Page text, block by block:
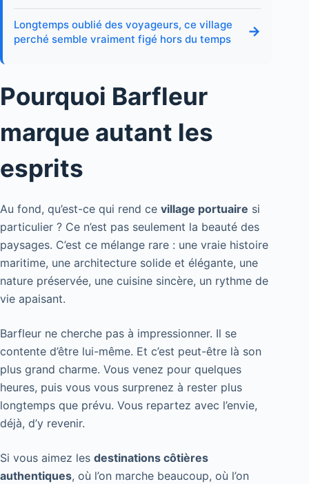
Longtemps oublié des voyageurs, ce village
perché semble vraiment figé hors du temps
→
Pourquoi Barfleur
marque autant les
esprits
Au fond, qu’est-ce qui rend ce village portuaire si
particulier ? Ce n’est pas seulement la beauté des
paysages. C’est ce mélange rare : une vraie histoire
maritime, une architecture solide et élégante, une
nature préservée, une cuisine sincère, un rythme de
vie apaisant.
Barfleur ne cherche pas à impressionner. Il se
contente d’être lui-même. Et c’est peut-être là son
plus grand charme. Vous venez pour quelques
heures, puis vous vous surprenez à rester plus
longtemps que prévu. Vous repartez avec l’envie,
déjà, d’y revenir.
Si vous aimez les destinations côtières
authentiques, où l’on marche beaucoup, où l’on